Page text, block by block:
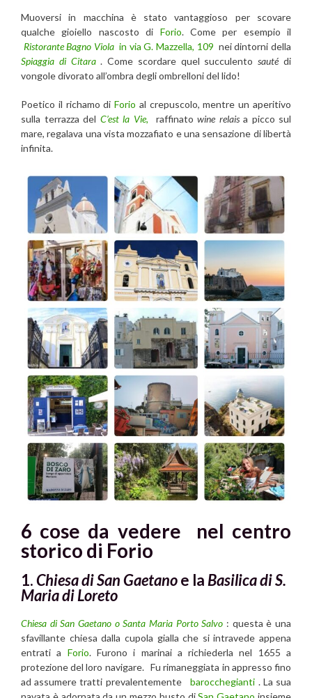
Muoversi in macchina è stato vantaggioso per scovare
qualche gioiello nascosto di Forio. Come per esempio il
Ristorante Bagno Viola in via G. Mazzella, 109 nei dintorni della
Spiaggia di Citara. Come scordare quel succulentosauté di
vongole divorato all’ombra degli ombrelloni del lido!
Poetico il richamo diForio al crepuscolo, mentre un aperitivo
sulla terrazza del C’est la Vie, raffinato wine relaisa picco sul
mare, regalava una vista mozzafiato e una sensazione di libertà
infinita.
6 cose da vedere nel centro
storico di Forio
1.Chiesa di San Gaetanoe la Basilica di S.
Maria di Loreto
Chiesa di San Gaetano o Santa Maria Porto Salvo : questa è una
sfavillante chiesa dalla cupola gialla che si intravede appena
entrati a Forio. Furono i marinai a richiederla nel 1655 a
protezione del loro navigare. Fu rimaneggiata in appresso fino
ad assumere tratti prevalentemente
barocchegianti . La sua